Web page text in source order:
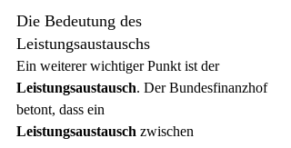
Die Bedeutung des
Leistungsaustauschs
Ein weiterer wichtiger Punkt ist der
Leistungsaustausch. Der Bundesfinanzhof
betont, dass ein
Leistungsaustausch zwischen